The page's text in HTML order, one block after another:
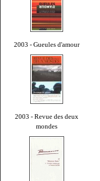
2003 - Gueules d'amour
2003 - Revue des deux
mondes